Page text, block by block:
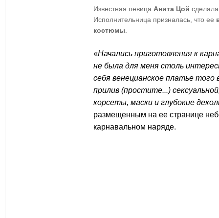
Известная певица Анита Цой
Исполнительница призналась, что ее
костюмы
«Начались приготовления к
не была для меня столь
себя венецианское платье того
прилив (простите...)
корсеты, маски и глубокие
размещенным на ее странице
карнавальном наряде.